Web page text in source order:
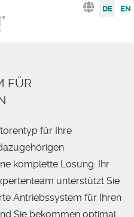
Sprache
DE EN
FÜR
für Ihre
komplette Lösung. Ihr
unterstützt Sie
Antriebssystem für Ihren
Sie bekommen optimal